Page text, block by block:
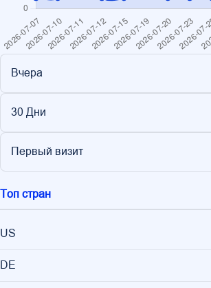
Вчера
30 Дни
Первый визит
Топ стран
US
DE